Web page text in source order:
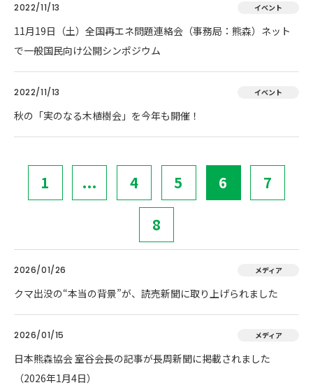
2022/11/13 イベント
11月19日（土）全国再エネ問題連絡会（事務局：熊森）ネット
で一般国民向け公開シンポジウム
2022/11/13 イベント
秋の「実のなる木植樹会」を今年も開催！
1 ... 4 5 6 7
8
2026/01/26 メディア
クマ出没の“本当の背景”が、読売新聞に取り上げられました
2026/01/15 メディア
日本熊森協会 室谷会長の記事が長周新聞に掲載されました
（2026年1月4日）